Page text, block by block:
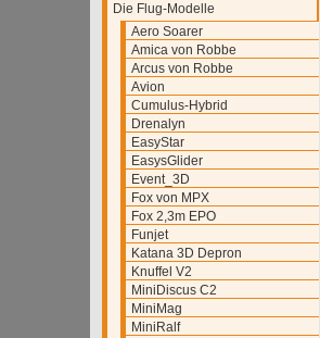
Die Flug-Modelle
Aero Soarer
Amica von Robbe
Arcus von Robbe
Avion
Cumulus-Hybrid
Drenalyn
EasyStar
EasysGlider
Event_3D
Fox von MPX
Fox 2,3m EPO
Funjet
Katana 3D Depron
Knuffel V2
MiniDiscus C2
MiniMag
MiniRalf